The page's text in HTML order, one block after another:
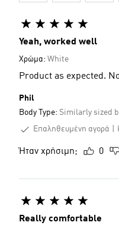
Yeah, worked well
Χρώμα: White
Product as expected.
Phil
Body Type: Similarly sized
Επαληθευμένη αγορά
Ήταν χρήσιμη; 0
Really comfortable